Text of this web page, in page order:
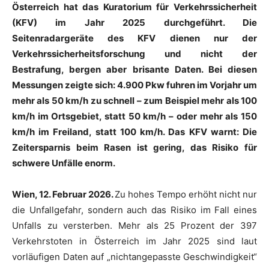
Österreich hat das Kuratorium für Verkehrssicherheit
(KFV) im Jahr 2025 durchgeführt. Die
Seitenradargeräte des KFV dienen nur der
Verkehrssicherheitsforschung und nicht der
Bestrafung, bergen aber brisante Daten. Bei diesen
Messungen zeigte sich: 4.900 Pkw fuhren im Vorjahr um
mehr als 50 km/h zu schnell – zum Beispiel mehr als 100
km/h im Ortsgebiet, statt 50 km/h – oder mehr als 150
km/h im Freiland, statt 100 km/h. Das KFV warnt: Die
Zeitersparnis beim Rasen ist gering, das Risiko für
schwere Unfälle enorm.
Wien,12. Februar 2026.Zu hohes Tempo erhöht nicht nur
die Unfallgefahr, sondern auch das Risiko im Fall eines
Unfalls zu versterben. Mehr als 25 Prozent der 397
Verkehrstoten in Österreich im Jahr 2025 sind laut
vorläufigen Daten auf „nichtangepasste Geschwindigkeit“